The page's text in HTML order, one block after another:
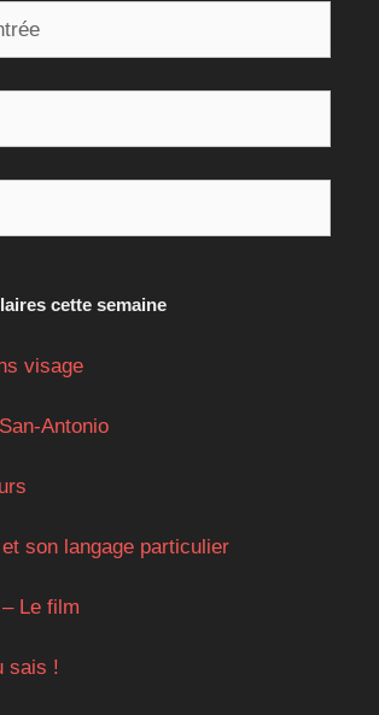
cette semaine
visage
Antonio
son langage particulier
Le film
sais !